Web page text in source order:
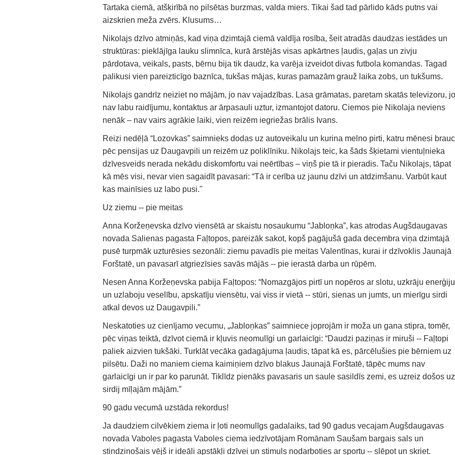
Tartaka ciemā, atšķirībā no pilsētas burzmas, valda miers. Tikai šad tad pārlido kāds putns vai
aizskrien meža zvērs. Klusums…
Nikolajs dzīvo atmiņās, kad viņa dzimtajā ciemā valdīja rosība, šeit atradās daudzas iestādes un
struktūras: pieklājīga lauku slimnīca, kurā ārstējās visas apkārtnes ļaudis, gaļas un zivju
pārdotava, veikals, pasts, bērnu bija tik daudz, ka varēja izveidot divas futbola komandas. Tagad
palikusi vien pareizticīgo baznīca, tukšas ​​mājas, kuras pamazām grauž laika zobs, un tukšums.
Nikolajs gandrīz neiziet no mājām, jo nav vajadzības. Lasa grāmatas, paretam skatās televizoru, jo
nav labu raidījumu, kontaktus ar ārpasauli uztur, izmantojot datoru. Ciemos pie Nikolaja neviens
nenāk – nav vairs agrākie laiki, vien reizēm iegriežas brālis Ivans.
Reizi nedēļā “Lozovkas” saimnieks dodas uz autoveikalu un kurina melno pirti, katru mēnesi brauc
pēc pensijas uz Daugavpili un reizēm uz poliklīniku. Nikolajs teic, ka šāds šķietami vientuļnieka
dzīvesveids nerada nekādu diskomfortu vai neērtības – viņš pie tā ir pieradis. Taču Nikolajs, tāpat
kā mēs visi, nevar vien sagaidīt pavasari: “Tā ir cerība uz jaunu dzīvi un atdzimšanu. Varbūt kaut
kas mainīsies uz labo pusi."
Uz ziemu -- pie meitas
Anna Koržeņevska dzīvo viensētā ar skaistu nosaukumu “Jabloņka”, kas atrodas Augšdaugavas
novada Salienas pagasta Faļtopos, pareizāk sakot, kopš pagājušā gada decembra viņa dzimtajā
pusē turpmāk uzturēsies sezonāli: ziemu pavadīs pie meitas Valentīnas, kurai ir dzīvoklis Jaunajā
Forštatē, un pavasarī atgriezīsies savās mājās -- pie ierastā darba un rūpēm.
Nesen Anna Koržeņevska pabija Faļtopos: “Nomazgājos pirtī un nopēros ar slotu, uzkrāju enerģiju
un uzlaboju veselību, apskatīju viensētu, vai viss ir vietā -- stūri, sienas un jumts, un mierīgu sirdi
atkal devos uz Daugavpili.”
Neskatoties uz cienījamo vecumu, „Jabloņkas” saimniece joprojām ir moža un gana stipra, tomēr,
pēc viņas teiktā, dzīvot ciemā ir kļuvis neomulīgi un garlaicīgi: “Daudzi paziņas ir miruši -- Faļtopi
paliek aizvien tukšāki. Turklāt vecāka gadagājuma ļaudis, tāpat kā es, pārcēlušies pie bērniem uz
pilsētu. Daži no maniem ciema kaimiņiem dzīvo blakus Jaunajā Forštatē, tāpēc mums nav
garlaicīgi un ir par ko parunāt. Tiklīdz pienāks pavasaris un saule sasildīs zemi, es uzreiz došos uz
sirdij mīļajām mājām.”
90 gadu vecumā uzstāda rekordus!
Ja daudziem cilvēkiem ziema ir ļoti neomulīgs gadalaiks, tad 90 gadus vecajam Augšdaugavas
novada Vaboles pagasta Vaboles ciema iedzīvotājam Romānam Saušam bargais sals un
stindzinošais vējš ir ideāli apstākļi dzīvei un stimuls nodarboties ar sportu -- slēpot un skriet.